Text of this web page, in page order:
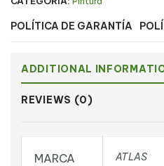
POLÍTICA DE GARANTÍA
ADDITIONAL
REVIEWS (0)
MARCA ATLAS